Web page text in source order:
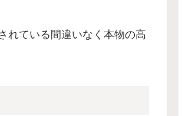
れている間違いなく本物の高